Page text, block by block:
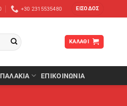
+30 2315535480 ΕΊΣΟΔΟΣ
ΚΑΛΆΘΙ
ΕΠΙΚΟΙΝΩΝΙΑ